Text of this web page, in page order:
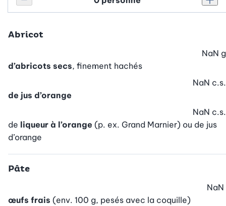
Réduire le nombre de personnes
Personnes
Abricot
d’abricots secs, finement hachés
NaN g
de jus d’orange
NaN c.s.
de liqueur à l’orange (p. ex. Grand Marnier) ou de jus
d’orange
NaN c.s.
Pâte
œufs frais (env. 100 g, pesés avec la coquille)
NaN